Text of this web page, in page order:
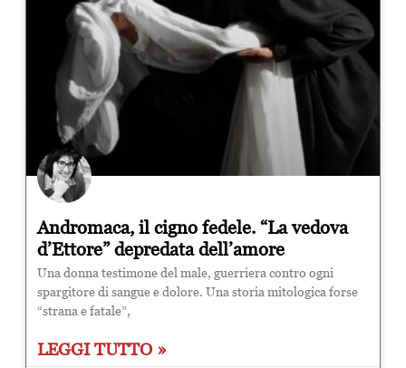
Andromaca, il cigno fedele. “La vedova
d’Ettore” depredata dell’amore
Una donna testimone del male, guerriera contro ogni
spargitore di sangue e dolore. Una storia mitologica forse
“strana e fatale”,
LEGGI TUTTO »